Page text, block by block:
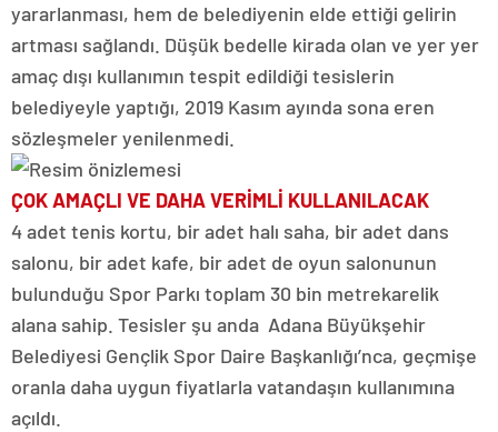
yararlanması, hem de belediyenin elde ettiği gelirin
artması sağlandı. Düşük bedelle kirada olan ve yer yer
amaç dışı kullanımın tespit edildiği tesislerin
belediyeyle yaptığı, 2019 Kasım ayında sona eren
sözleşmeler yenilenmedi.
ÇOK AMAÇLI VE DAHA VERİMLİ KULLANILACAK
4 adet tenis kortu, bir adet halı saha, bir adet dans
salonu, bir adet kafe, bir adet de oyun salonunun
bulunduğu Spor Parkı toplam 30 bin metrekarelik
alana sahip. Tesisler şu anda Adana Büyükşehir
Belediyesi Gençlik Spor Daire Başkanlığı’nca, geçmişe
oranla daha uygun fiyatlarla vatandaşın kullanımına
açıldı.